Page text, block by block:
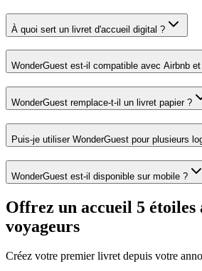
À quoi sert un livret d'accueil digital ?
WonderGuest est-il compatible avec Airbnb
WonderGuest remplace-t-il un livret papier ?
Puis-je utiliser WonderGuest pour plusieurs
WonderGuest est-il disponible sur mobile ?
Offrez un accueil 5 étoiles
voyageurs
Créez votre premier livret depuis votre